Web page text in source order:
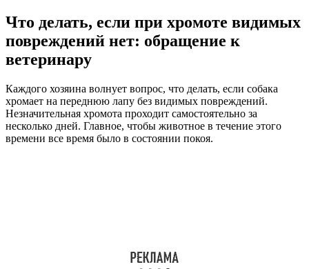
Что делать, если при хромоте видимых
повреждений нет: обращение к
ветеринару
Каждого хозяина волнует вопрос, что делать, если собака
хромает на переднюю лапу без видимых повреждений.
Незначительная хромота проходит самостоятельно за
несколько дней. Главное, чтобы животное в течение этого
времени все время было в состоянии покоя.